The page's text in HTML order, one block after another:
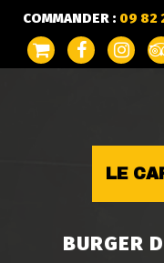
COMMANDER : 09 82
LE
BURGER